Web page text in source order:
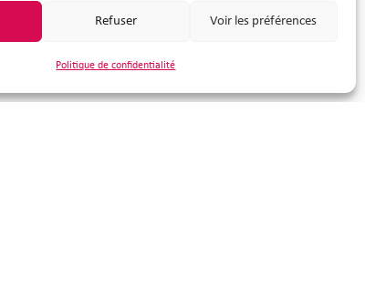
Refuser Voir les préférences
Politique de confidentialité